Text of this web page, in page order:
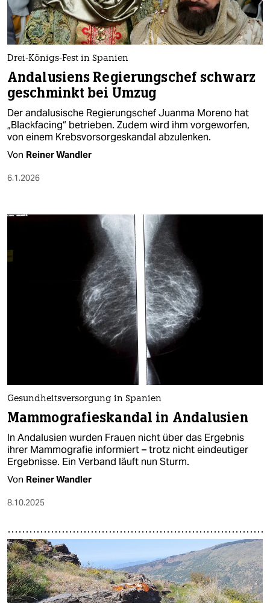
Drei-Königs-Fest in Spanien
Andalusiens Regierungschef schwarz
geschminkt bei Umzug
Der andalusische Regierungschef Juanma Moreno hat
„Blackfacing“ betrieben. Zudem wird ihm vorgeworfen,
von einem Krebsvorsorgeskandal abzulenken.
Von Reiner Wandler
6.1.2026
Gesundheitsversorgung in Spanien
Mammografieskandal in Andalusien
In Andalusien wurden Frauen nicht über das Ergebnis
ihrer Mammografie informiert – trotz nicht eindeutiger
Ergebnisse. Ein Verband läuft nun Sturm.
Von Reiner Wandler
8.10.2025